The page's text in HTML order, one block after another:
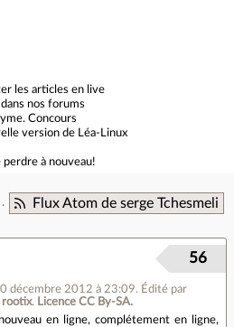
les articles en live
nos forums
Concours
version de Léa-Linux
à nouveau!
Flux Atom de serge Tchesmeli
décembre 2012 à 23:09. Édité par
rootix. Licence CC By‑SA.
56
en ligne, complétement en ligne,